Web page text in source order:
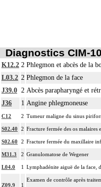
Diagnostics CIM-
K12.2 2 Phlegmon et abcès de la
L03.2 2 Phlegmon de la face
J39.0 2 Abcès parapharyngé et
J36
1 Angine phlegmoneuse
C12 2 Tumeur maligne du sinus
S02.40 2 Fracture fermée des os malaires
S02.60 2 Fracture fermée du maxillaire
M31.3 2 Granulomatose de Wegener
L04.0 1 Lymphadénite aiguë de la face,
Z09.9 1
Examen de contrôle après